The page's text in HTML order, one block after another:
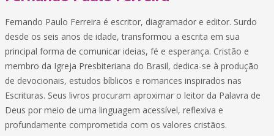
Fernando Paulo Ferreira é escritor, diagramador e editor. Surdo
desde os seis anos de idade, transformou a escrita em sua
principal forma de comunicar ideias, fé e esperança. Cristão e
membro da Igreja Presbiteriana do Brasil, dedica-se à produção
de devocionais, estudos bíblicos e romances inspirados nas
Escrituras. Seus livros procuram aproximar o leitor da Palavra de
Deus por meio de uma linguagem acessível, reflexiva e
profundamente comprometida com os valores cristãos.